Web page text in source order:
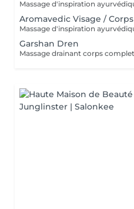
Aromavedic Visage / Corps
Garshan Dren